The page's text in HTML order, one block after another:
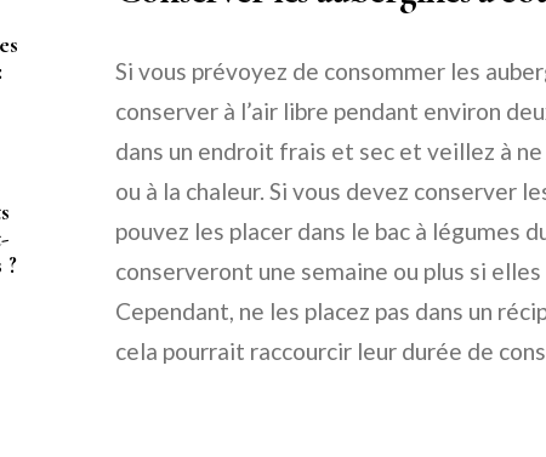
Si vous prévoyez de consommer les
conserver à l’air libre pendant environ
dans un endroit frais et sec et veillez à
ou à la chaleur. Si vous devez conserver
pouvez les placer dans le bac à légumes
conserveront une semaine ou plus si
Cependant, ne les placez pas dans un
cela pourrait raccourcir leur durée de
?